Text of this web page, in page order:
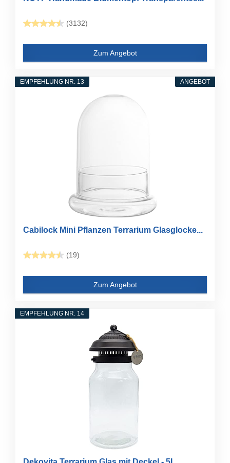
(3132)
Zum Angebot
ANGEBOT
EMPFEHLUNG NR. 13
Cabilock Mini Pflanzen Terrarium Glasglocke...
(19)
Zum Angebot
EMPFEHLUNG NR. 14